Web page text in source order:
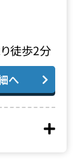
徒歩2分
へ